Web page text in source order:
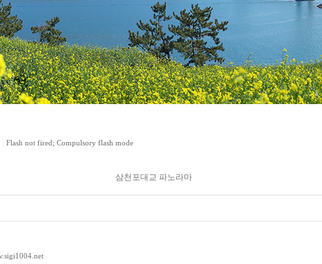
Flash not fired; Compulsory flash mode
삼천포대교 파노라마